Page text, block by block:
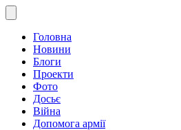
Головна
Новини
Блоги
Проекти
Фото
Досьє
Війна
Допомога армії